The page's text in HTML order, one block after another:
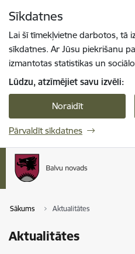
Sīkdatnes
Lai šī tīmekļvietne darbotos, tā
sīkdatnes. Ar Jūsu piekrišanu
izmantotas statistikas un
Lūdzu, atzīmējiet savu izvēli:
Noraidīt
Pārvaldīt sīkdatnes
Sākums Aktualitātes
Aktualitātes